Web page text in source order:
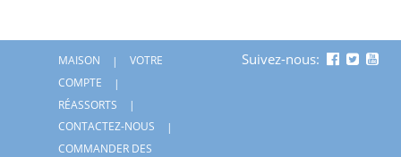
MAISON
VOTRE
COMPTE
RÉASSORTS
CONTACTEZ-NOUS
COMMANDER DES
Suivez-nous: